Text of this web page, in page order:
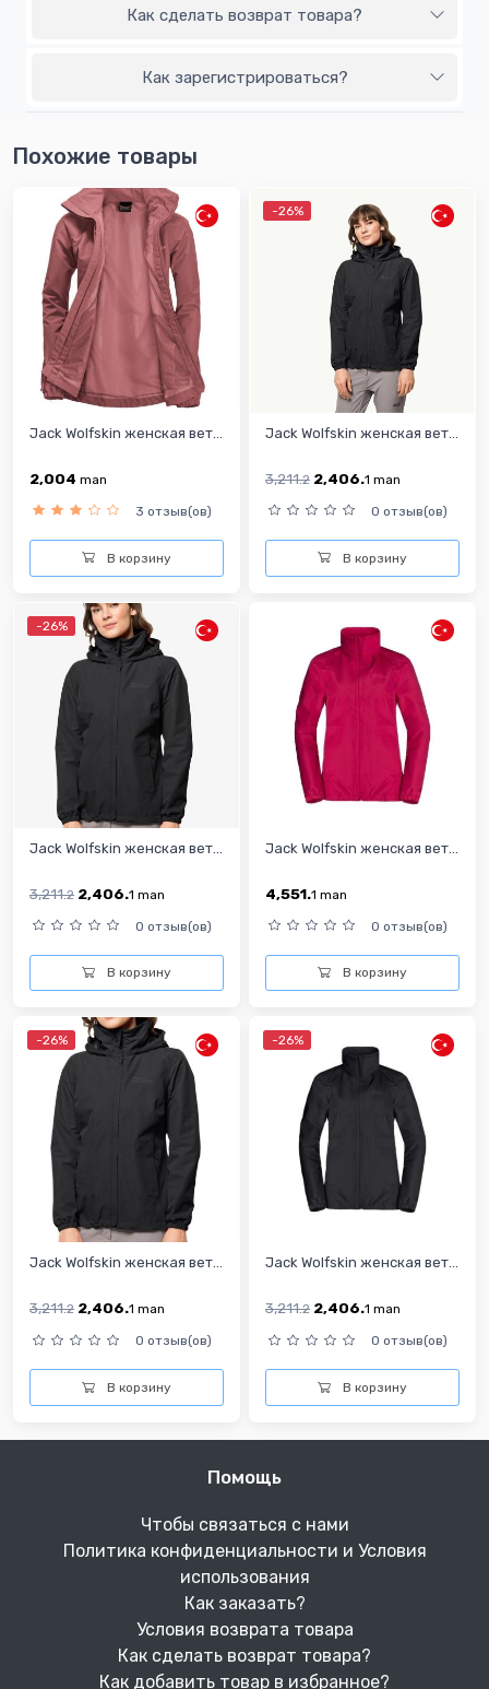
Как сделать возврат товара?
Как зарегистрироваться?
Похожие товары
Jack Wolfskin женская вет...
2,004 man
3 отзыв(ов)
В корзину
-26%
Jack Wolfskin женская вет...
3,211.2 2,406.1 man
0 отзыв(ов)
В корзину
-26%
Jack Wolfskin женская вет...
3,211.2 2,406.1 man
0 отзыв(ов)
В корзину
Jack Wolfskin женская вет...
4,551.1 man
0 отзыв(ов)
В корзину
-26%
Jack Wolfskin женская вет...
3,211.2 2,406.1 man
0 отзыв(ов)
В корзину
-26%
Jack Wolfskin женская вет...
3,211.2 2,406.1 man
0 отзыв(ов)
В корзину
Помощь
Чтобы связаться с нами
Политика конфиденциальности и Условия
использования
Как заказать?
Условия возврата товара
Как сделать возврат товара?
Как добавить товар в избранное?